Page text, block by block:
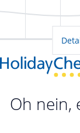
Oh nein,